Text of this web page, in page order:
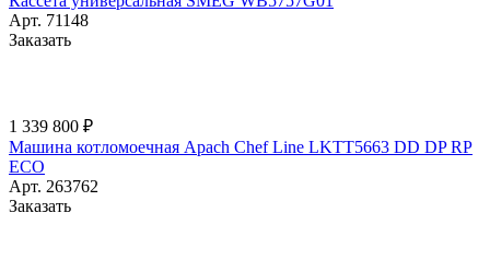
Арт. 71148
Заказать
1 339 800 ₽
Машина котломоечная Apach Chef Line LKTT5663 DD DP RP
ECO
Арт. 263762
Заказать